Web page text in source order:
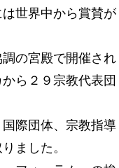
世界中から賞賛が
の宮殿で開催され
ら２９宗教代表団
際団体、宗教指導
ました。